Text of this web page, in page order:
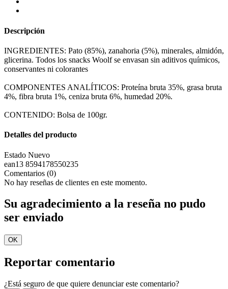
Descripción
INGREDIENTES: Pato (85%), zanahoria (5%), minerales, almidón,
glicerina. Todos los snacks Woolf se envasan sin aditivos químicos,
conservantes ni colorantes
COMPONENTES ANALÍTICOS: Proteína bruta 35%, grasa bruta
4%, fibra bruta 1%, ceniza bruta 6%, humedad 20%.
CONTENIDO: Bolsa de 100gr.
Detalles del producto
Estado Nuevo
ean13 8594178550235
Comentarios (0)
No hay reseñas de clientes en este momento.
Su agradecimiento a la reseña no pudo
ser enviado
OK
Reportar comentario
¿Está seguro de que quiere denunciar este comentario?